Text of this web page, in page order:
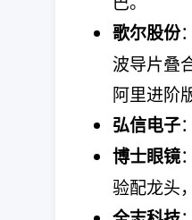
歌尔股份
波导片叠
阿里进阶
弘信电子
博士眼镜
验配龙头